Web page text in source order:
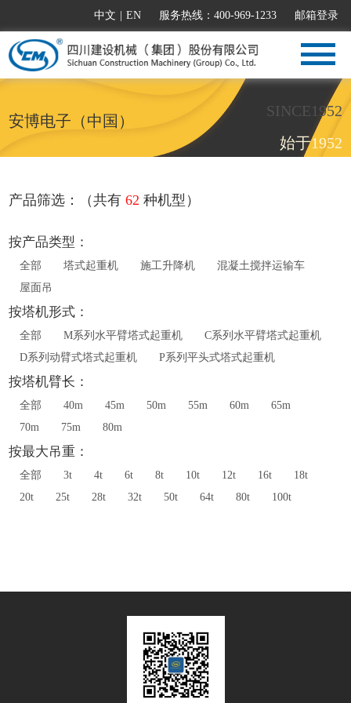
中文 EN 服务热线：400-969-1233 邮箱登录
安博电子（中国）
SINCE1952
始于1952
产品筛选：（共有62 种机型）
按产品类型：
全部 塔式起重机 施工升降机
混凝土搅拌运输车
屋面吊
按塔机形式：
全部 M系列水平臂塔式起重机
C系列水平臂塔式起重机
D系列动臂式塔式起重机
P系列平头式塔式起重机
按塔机臂长：
全部 40m 45m 50m 55m 60m
65m
70m
75m 80m
按最大吊重：
全部 3t 4t 6t 8t 10t 12t 16t
18t
20t
25t 28t 32t 50t 64t 80t 100t